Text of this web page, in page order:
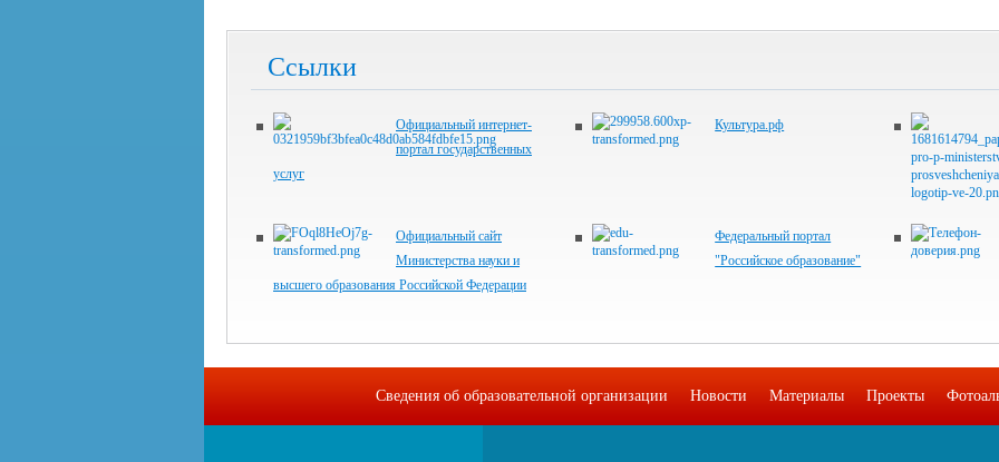
Ссылки
Официальный интернет-
портал государственных
услуг
Культура.рф
Официальный сайт
Министерства науки и
высшего образования Российской Федерации
Федеральный портал
"Российское образование"
Сведения об образовательной организации Новости Материалы Проекты